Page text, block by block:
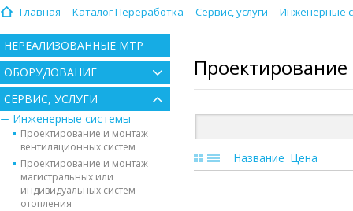
Главная Каталог Переработка Сервис, услуги Инженерные
НЕРЕАЛИЗОВАННЫЕ МТР
ОБОРУДОВАНИЕ
СЕРВИС, УСЛУГИ
Инженерные системы
Проектирование и монтаж
вентиляционных систем
Проектирование и монтаж
магистральных или
индивидуальных систем
отопления
Название Цена